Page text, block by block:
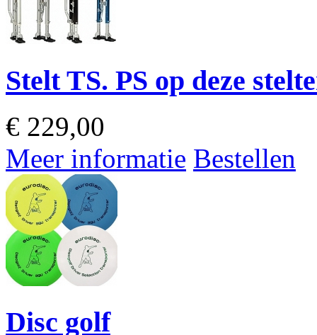
Stelt TS. PS op deze
€ 229,00
Meer informatie Bestellen
Disc golf